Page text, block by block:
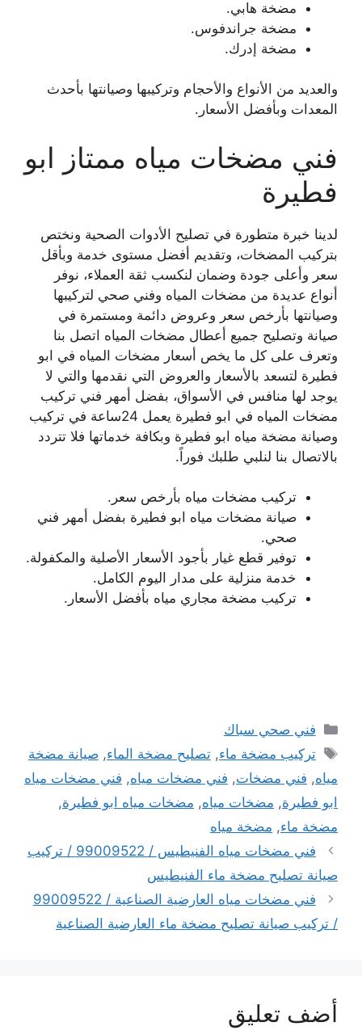
مضخة هابي.
مضخة جراندفوس.
مضخة إدرك.
والعديد من الأنواع والأحجام وتركيبها وصيانتها بأحدث
المعدات وبأفضل الأسعار.
فني مضخات مياه ممتاز ابو
فطيرة
لدينا خبرة متطورة في تصليح الأدوات الصحية ونختص
بتركيب المضخات، وتقديم أفضل مستوى خدمة وبأقل
سعر وأعلى جودة وضمان لنكسب ثقة العملاء، نوفر
أنواع عديدة من مضخات المياه وفني صحي لتركيبها
وصيانتها بأرخص سعر وعروض دائمة ومستمرة في
صيانة وتصليح جميع أعطال مضخات المياه اتصل بنا
وتعرف على كل ما يخص أسعار مضخات المياه في ابو
فطيرة لتسعد بالأسعار والعروض التي نقدمها والتي لا
يوجد لها منافس في الأسواق، بفضل أمهر فني تركيب
مضخات المياه في ابو فطيرة يعمل 24ساعة في تركيب
وصيانة مضخة مياه ابو فطيرة وبكافة خدماتها فلا تتردد
بالاتصال بنا لنلبي طلبك فوراً.
تركيب مضخات مياه بأرخص سعر.
صيانة مضخات مياه ابو فطيرة بفضل أمهر فني
صحي.
توفير قطع غيار بأجود الأسعار الأصلية والمكفولة.
خدمة منزلية على مدار اليوم الكامل.
تركيب مضخة مجاري مياه بأفضل الأسعار.
التصنيفات
فني صحي سباك
الوسوم
تركيب مضخة ماء,تصليح مضخة الماء,صيانة مضخة
مياه, فني مضخات, فني مضخات مياه, فني مضخات مياه
ابو فطيرة, مضخات مياه, مضخات مياه ابو فطيرة,
مضخة ماء, مضخة مياه
فني مضخات مياه الفنيطيس / 99009522 / تركيب
صيانة تصليح مضخة ماء الفنيطيس
فني مضخات مياه العارضية الصناعية / 99009522
/ تركيب صيانة تصليح مضخة ماء العارضية الصناعية
أضف تعليق